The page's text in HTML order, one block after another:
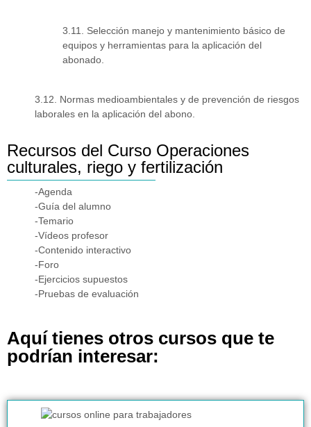
3.11. Selección manejo y mantenimiento básico de
equipos y herramientas para la aplicación del
abonado.
3.12. Normas medioambientales y de prevención de riesgos
laborales en la aplicación del abono.
Recursos del Curso Operaciones
culturales, riego y fertilización
-Agenda
-Guía del alumno
-Temario
-Vídeos profesor
-Contenido interactivo
-Foro
-Ejercicios supuestos
-Pruebas de evaluación
Aquí tienes otros cursos que te
podrían interesar: